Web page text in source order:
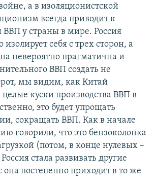
а в изоляционистской
всегда приводит к
у страны в мире. Россия
изолирует себя с трех сторон, а
невероятно прагматична и
ВВП создать не
мы видим, как Китай
куски производства ВВП в
это будет упрощать
сокращать ВВП. Как в начале
говорили, что это бензоколонка
(потом, в конце нулевых –
стала развивать другие
она постепенно приходит в то же